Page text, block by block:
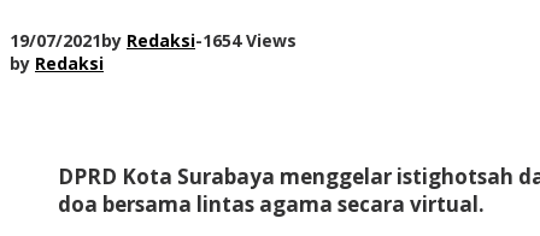
19/07/2021by Redaksi-1654 Views
by Redaksi
DPRD Kota Surabaya menggelar istighotsah
doa bersama lintas agama secara virtual.